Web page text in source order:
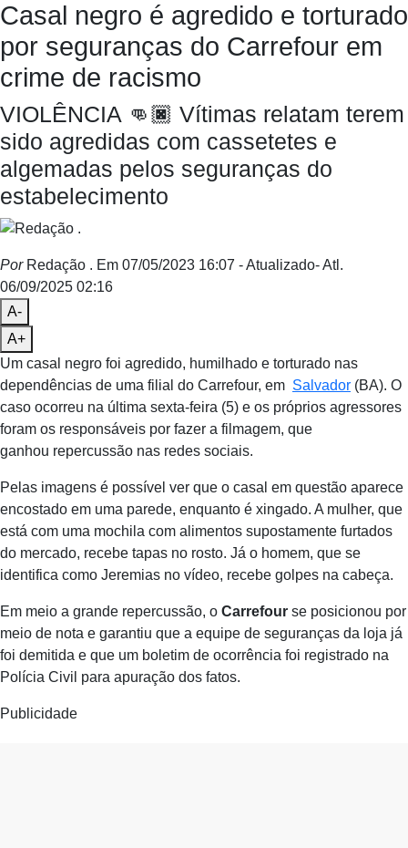
Casal negro é agredido e torturado
por seguranças do Carrefour em
crime de racismo
VIOLÊNCIA 👊🏿 Vítimas relatam terem
sido agredidas com cassetetes e
algemadas pelos seguranças do
estabelecimento
PorRedação . Em 07/05/2023 16:07 - Atualizado- Atl.
06/09/2025 02:16
A-
A+
Um casal negro foi agredido, humilhado e torturado nas
dependências de uma filial do Carrefour, em Salvador (BA). O
caso ocorreu na última sexta-feira (5) e os próprios agressores
foram os responsáveis por fazer a filmagem, que
ganhou repercussão nas redes sociais.
Pelas imagens é possível ver que o casal em questão aparece
encostado em uma parede, enquanto é xingado. A mulher, que
está com uma mochila com alimentos supostamente furtados
do mercado, recebe tapas no rosto. Já o homem, que se
identifica como Jeremias no vídeo, recebe golpes na cabeça.
Em meio a grande repercussão, o Carrefour se posicionou por
meio de nota e garantiu que a equipe de seguranças da loja já
foi demitida e que um boletim de ocorrência foi registrado na
Polícia Civil para apuração dos fatos.
Publicidade